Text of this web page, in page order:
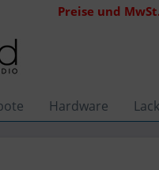
Preise und
Hardware